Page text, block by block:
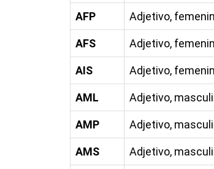
AFP Adjetivo,
AFS Adjetivo,
AIS Adjetivo,
AML Adjetivo,
AMP Adjetivo,
AMS Adjetivo,